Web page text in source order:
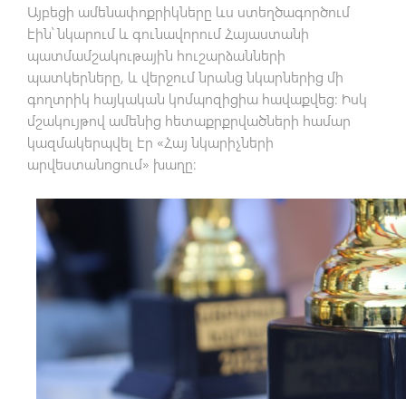
Այբեցի ամենափոքրիկները ևս ստեղծագործում
էին՝ նկարում և գունավորում Հայաստանի
պատմամշակութային հուշարձանների
պատկերները, և վերջում նրանց նկարներից մի
գողտրիկ հայկական կոմպոզիցիա հավաքվեց: Իսկ
մշակույթով ամենից հետաքրքրվածների համար
կազմակերպվել էր «Հայ նկարիչների
արվեստանոցում» խաղը: